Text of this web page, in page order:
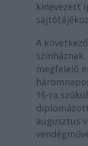
kinevezett
A
megfelelő
16-ra
augusztus